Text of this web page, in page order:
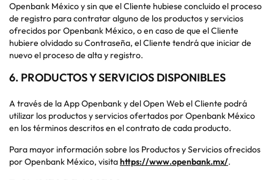
Openbank México y sin que el Cliente hubiese concluido el proceso
de registro para contratar alguno de los productos y servicios
ofrecidos por Openbank México, o en caso de que el Cliente
hubiere olvidado su Contraseña, el Cliente tendrá que iniciar de
nuevo el proceso de alta y registro.
6. PRODUCTOS Y SERVICIOS DISPONIBLES
A través de la App Openbank y del Open Web el Cliente podrá
utilizar los productos y servicios ofertados por Openbank México
en los términos descritos en el contrato de cada producto.
Para mayor información sobre los Productos y Servicios ofrecidos
por Openbank México, visitahttps://www.openbank.mx/.